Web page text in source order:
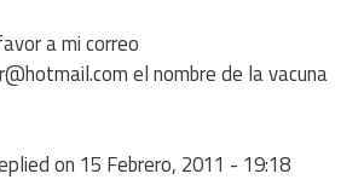
a mi correo
el nombre de la vacuna
on 15 Febrero, 2011 - 19:18